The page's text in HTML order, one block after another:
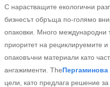
С нарастващите екологични
бизнесът обръща по-голямо
опаковки. Много международни
приоритет на рециклируемите
опаковъчни материали като
ангажименти. TheПергаминова
цели, като предлага решение